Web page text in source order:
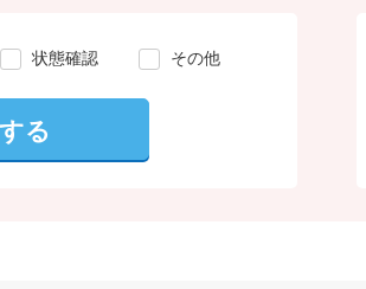
状態確認 その他
る